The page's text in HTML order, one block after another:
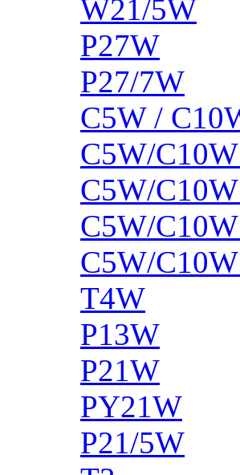
W21/5W
P27W
P27/7W
C5W /
C5W/
C5W/
C5W/
C5W/
T4W
P13W
P21W
PY21W
P21/5W